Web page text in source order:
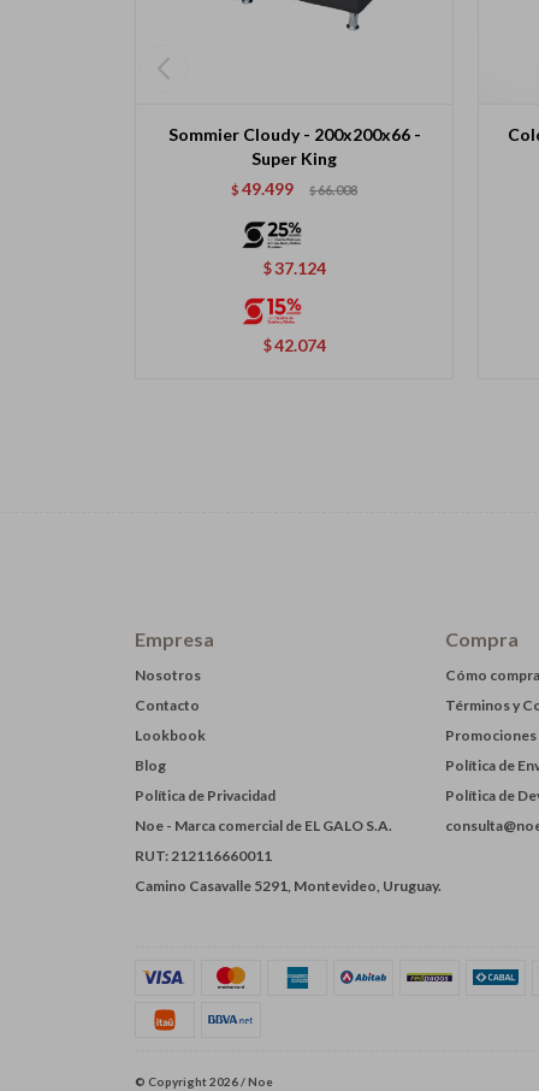
Sommier Cloudy - 200x200x66 -
Super King
$ 49.499 $66.008
$37.124
$42.074
Empresa
Nosotros
Contacto
Lookbook
Blog
Política de Privacidad
Noe - Marca comercial de EL GALO S.A.
RUT: 212116660011
Camino Casavalle 5291, Montevideo, Uruguay.
Compra
Cómo
Términos y
Promociones
Política de
Política de
© Copyright 2026 / Noe